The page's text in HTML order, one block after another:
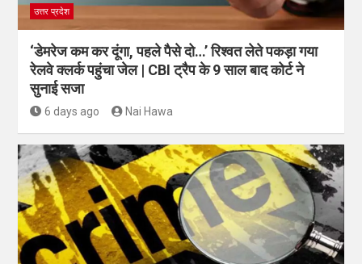
उत्तर प्रदेश
‘डेमरेज कम कर दूंगा, पहले पैसे दो…’ रिश्वत लेते पकड़ा गया
रेलवे क्लर्क पहुंचा जेल | CBI ट्रैप के 9 साल बाद कोर्ट ने
सुनाई सजा
6 days ago Nai Hawa